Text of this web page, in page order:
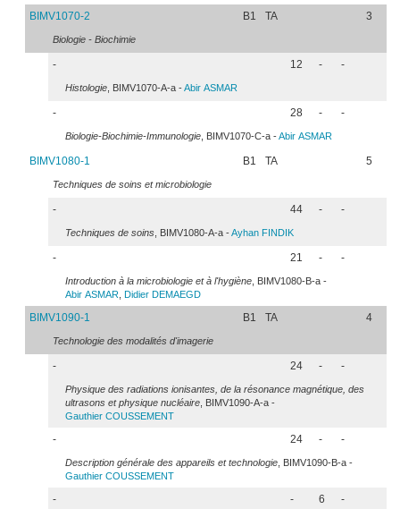
BIMV1070-2 B1 TA 3
Biologie - Biochimie
- 12 - -
Histologie , BIMV1070-A-a -Abir ASMAR
- 28 - -
Biologie-Biochimie-Immunologie , BIMV1070-C-a -Abir ASMAR
BIMV1080-1 B1 TA 5
Techniques de soins et microbiologie
- 44 - -
Techniques de soins , BIMV1080-A-a -Ayhan FINDIK
- 21 - -
Introduction à la microbiologie et à l'hygiène , BIMV1080-B-a -
Abir ASMAR Didier DEMAEGD
BIMV1090-1 B1 TA 4
Technologie des modalités d'imagerie
- 24 - -
Physique des radiations ionisantes, de la résonance magnétique, des
ultrasons et physique nucléaire , BIMV1090-A-a -
Gauthier COUSSEMENT
- 24 - -
Description générale des appareils et technologie , BIMV1090-B-a -
Gauthier COUSSEMENT
- - 6 -